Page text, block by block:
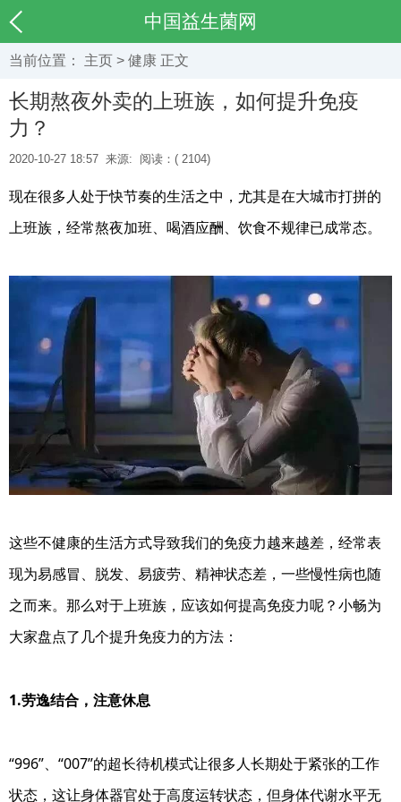
中国益生菌网
当前位置： 主页 > 健康 正文
长期熬夜外卖的上班族，如何提升免疫
力？
2020-10-27 18:57 来源: 阅读：( 2104)
现在很多人处于快节奏的生活之中，尤其是在大城市打拼的
上班族，经常熬夜加班、喝酒应酬、饮食不规律已成常态。
这些不健康的生活方式导致我们的免疫力越来越差，经常表
现为易感冒、脱发、易疲劳、精神状态差，一些慢性病也随
之而来。那么对于上班族，应该如何提高免疫力呢？小畅为
大家盘点了几个提升免疫力的方法：
1.劳逸结合，注意休息
“996”、“007”的超长待机模式让很多人长期处于紧张的工作
状态，这让身体器官处于高度运转状态，但身体代谢水平无